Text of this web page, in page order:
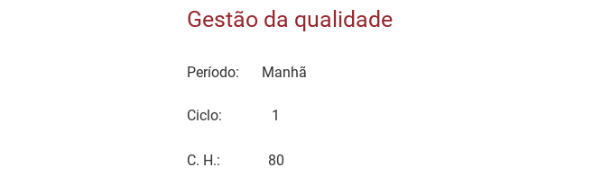
Gestão da qualidade
Período: Manhã
Ciclo: 1
C. H.:
80